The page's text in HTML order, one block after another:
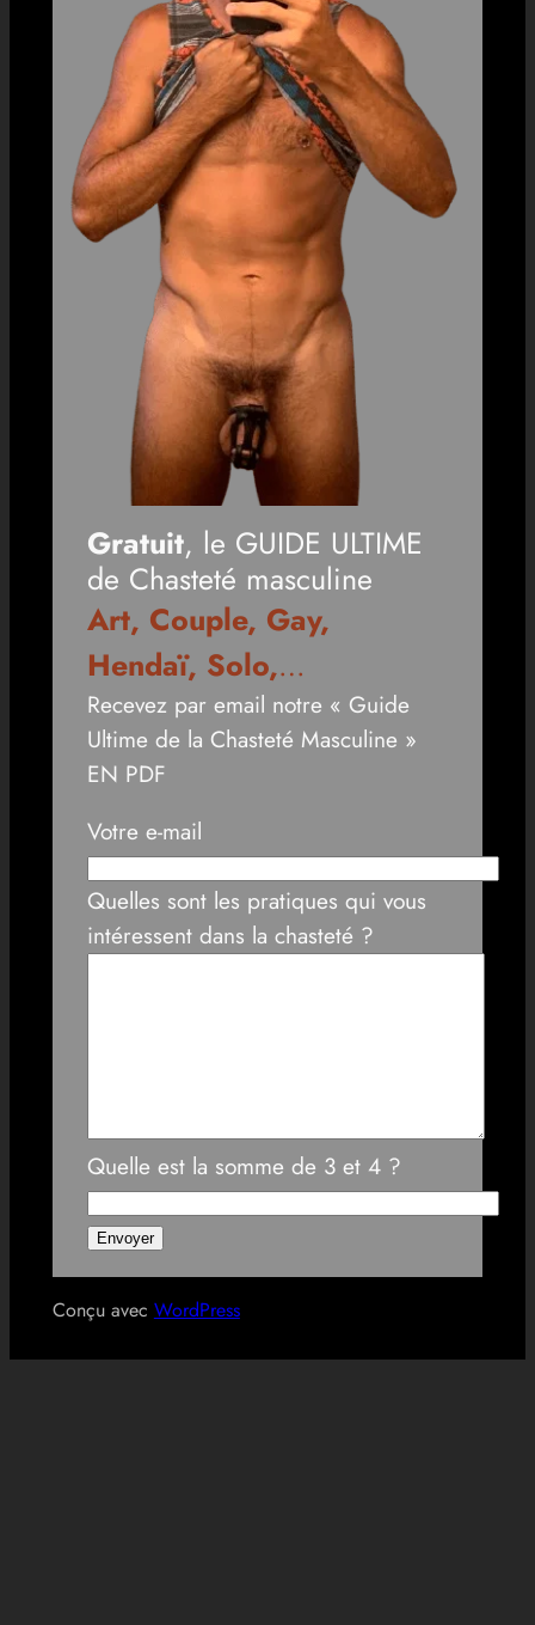
Gratuit, le GUIDE ULTIME
de Chasteté masculine
Art, Couple, Gay,
Hendaï, Solo,…
Recevez par email notre « Guide
Ultime de la Chasteté Masculine »
EN PDF
Votre e-mail
Quelles sont les pratiques qui vous
intéressent dans la chasteté ?
Quelle est la somme de 3 et 4 ?
Conçu avec WordPress